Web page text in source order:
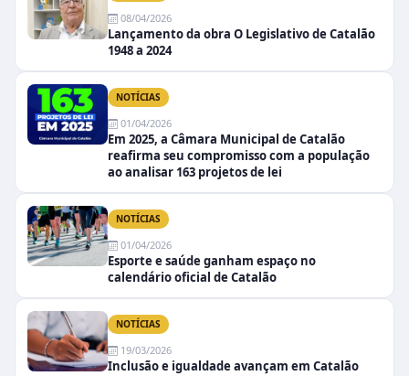
08/04/2026
Lançamento da obra O Legislativo de Catalão
1948 a 2024
NOTÍCIAS
01/04/2026
Em 2025, a Câmara Municipal de Catalão
reafirma seu compromisso com a população
ao analisar 163 projetos de lei
NOTÍCIAS
01/04/2026
Esporte e saúde ganham espaço no
calendário oficial de Catalão
NOTÍCIAS
19/03/2026
Inclusão e igualdade avançam em Catalão